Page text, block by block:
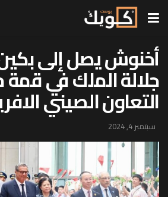
أخنوش يصل إلى
جلالة الملك في
التعاون الصيني
سبتمبر 4, 2024